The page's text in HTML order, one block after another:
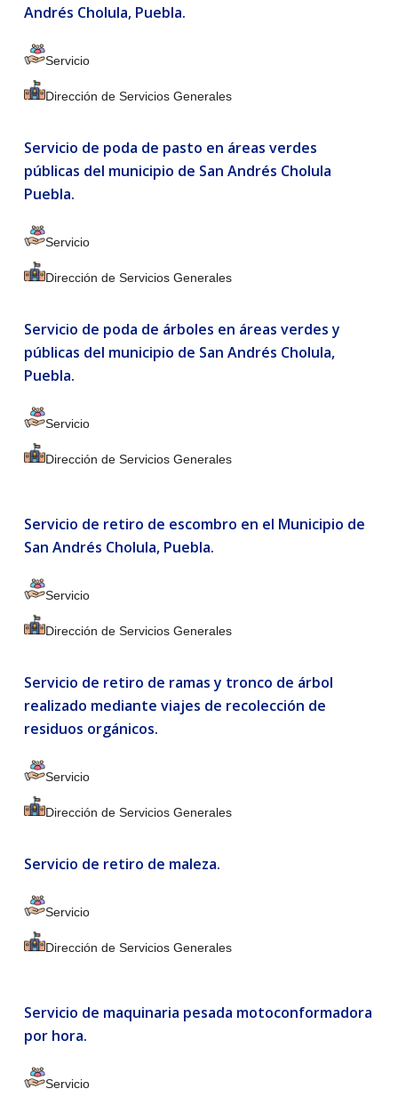
Andrés Cholula, Puebla.
Servicio
Dirección de Servicios Generales
Servicio de poda de pasto en áreas verdes
públicas del municipio de San Andrés Cholula
Puebla.
Servicio
Dirección de Servicios Generales
Servicio de poda de árboles en áreas verdes y
públicas del municipio de San Andrés Cholula,
Puebla.
Servicio
Dirección de Servicios Generales
Servicio de retiro de escombro en el Municipio de
San Andrés Cholula, Puebla.
Servicio
Dirección de Servicios Generales
Servicio de retiro de ramas y tronco de árbol
realizado mediante viajes de recolección de
residuos orgánicos.
Servicio
Dirección de Servicios Generales
Servicio de retiro de maleza.
Servicio
Dirección de Servicios Generales
Servicio de maquinaria pesada motoconformadora
por hora.
Servicio